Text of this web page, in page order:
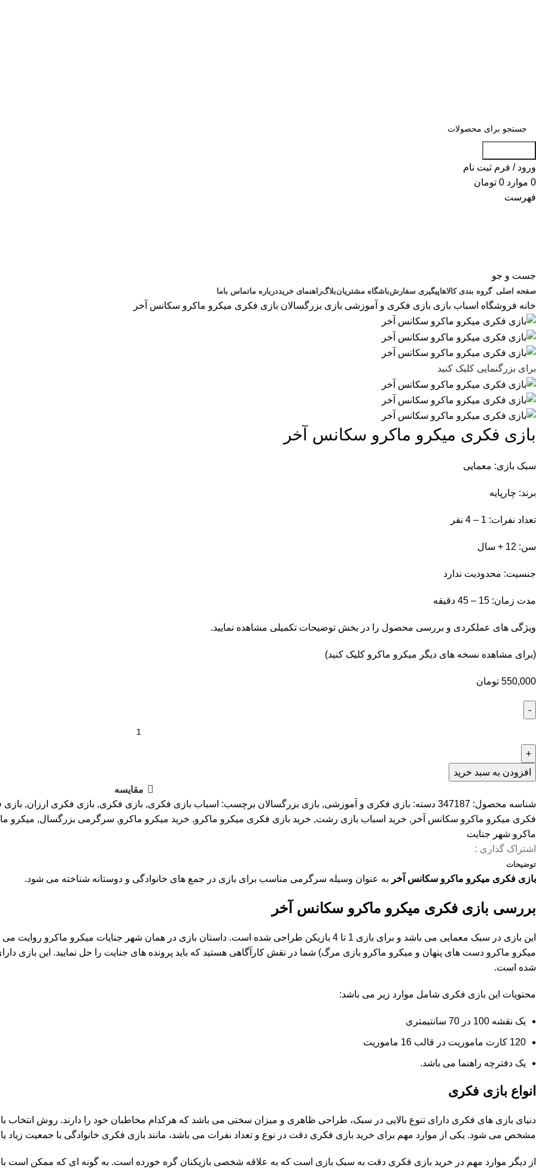
ورود / فرم ثبت نام
0 موارد 0 تومان
فهرست
جست و جو
صفحه اصلی گروه بندی کالاهاپیگیری سفارشباشگاه مشتریانبلاگراهنمای خریددرباره ماتماس باما
خانه فروشگاه اسباب بازی بازی فکری و آموزشی بازی بزرگسالان بازی فکری میکرو ماکرو سکانس آخر
برای بزرگنمایی کلیک کنید
بازی فکری میکرو ماکرو سکانس آخر
سبک بازی: معمایی
برند: چارپایه
تعداد نفرات: 1 – 4 نفر
سن: 12 + سال
جنسیت: محدودیت ندارد
مدت زمان: 15 – 45 دقیقه
ویژگی های عملکردی و بررسی محصول را در بخش توضیحات تکمیلی مشاهده نمایید.
(برای مشاهده نسخه های دیگر میکرو ماکرو کلیک کنید)
550,000 تومان
افزودن به سبد خرید
مقایسه
شناسه محصول: 347187 دسته: بازی فکری و آموزشی, بازی بزرگسالان برچسب: اسباب بازی فکری, بازی فکری, بازی فکری ارزان,
فکری میکرو ماکرو سکانس آخر , خرید اسباب بازی رشت, خرید بازی فکری میکرو ماکرو, خرید میکرو ماکرو, سرگرمی بزرگسال, میکرو
ماکرو شهر جنایت
اشتراک گذاری :
توضیحات
بازی فکری میکرو ماکرو سکانس آخر به عنوان وسیله سرگرمی مناسب برای بازی در جمع های خانوادگی و دوستانه شناخته می شود.
بررسی بازی فکری میکرو ماکرو سکانس آخر
شده است.
محتویات این بازی فکری شامل موارد زیر می باشد:
یک نقشه 100 در 70 سانتیمتری
120 کارت ماموریت در قالب 16 ماموریت
یک دفترچه راهنما می باشد.
انواع بازی فکری
دنیای بازی های فکری دارای تنوع بالایی در سبک، طراحی ظاهری و میزان سختی می باشد که هرکدام مخاطبان خود را دارند. روش انتخاب
مشخص می شود. یکی از موارد مهم برای خرید بازی فکری دقت در نوع و تعداد نفرات می باشد، مانند بازی فکری خانوادگی با جمعیت زیاد
از دیگر موارد مهم در خرید بازی فکری دقت به سبک بازی است که به علاقه شخصی بازیکنان گره خورده است. به گونه ای که ممکن است